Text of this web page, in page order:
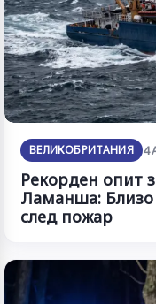
ВЕЛИКОБРИТАНИЯ 4
Рекорден опит
Ламанша: Близо
след пожар